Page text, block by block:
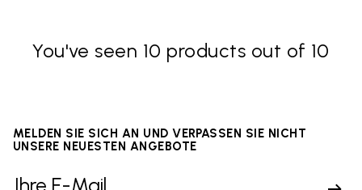
You've seen 10 products out of 10
MELDEN SIE SICH AN UND VERPASSEN SIE NICHT
UNSERE NEUESTEN ANGEBOTE